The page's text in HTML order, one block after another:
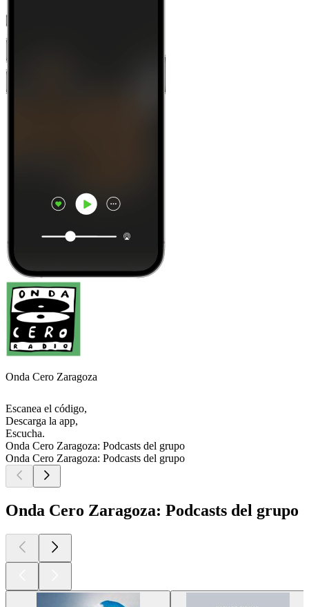
Onda Cero Zaragoza
Escanea el código,
Descarga la app,
Escucha.
Onda Cero Zaragoza: Podcasts del grupo
Onda Cero Zaragoza: Podcasts del grupo
Onda Cero Zaragoza: Podcasts del grupo